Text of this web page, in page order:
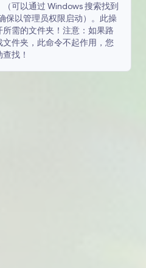
（可以通过 Windows 搜索找到
保以管理员权限启动）。此操
所需的文件夹！注意：如果路
文件夹，此命令不起作用，您
找！